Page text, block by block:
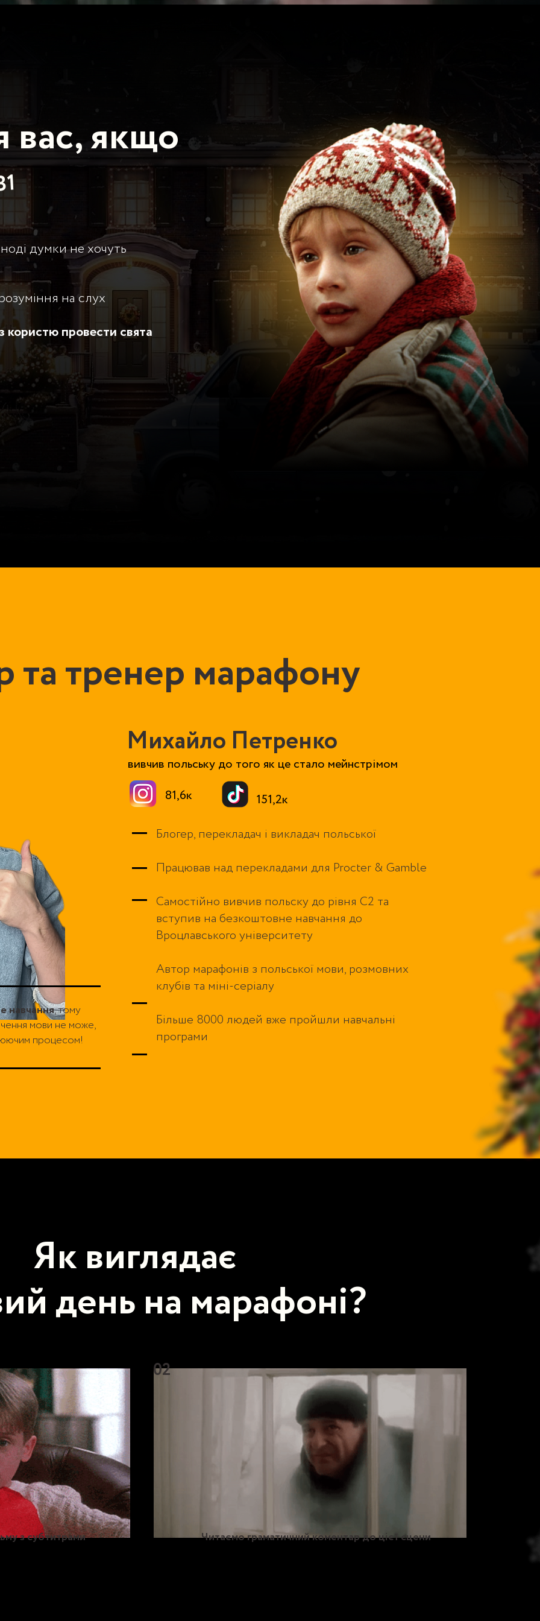
якщо
користю провести свята
думки не хочуть
на слух
та тренер марафону
Блогер, перекладач і викладач польської
Працював над перекладами для Procter & Gamble
Самостійно вивчив польску до рівня С2 та
вступив на безкоштовне навчання до
Вроцлавського університету
Автор марафонів з польської мови, розмовних
клубів та міні-серіалу
Більше 8000 людей вже пройшли навчальні
програми
Михайло Петренко
151,2к
вивчив польську до того як це стало мейнстрімом
81,6к
навчання, тому
мови не може,
процесом!
Як виглядає
день на марафоні?
з субтитрами Читаємо граматичний коментар до цієї сцени
02